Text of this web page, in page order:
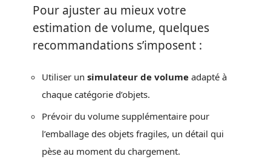
Pour ajuster au mieux votre
estimation de volume, quelques
recommandations s’imposent :
Utiliser un simulateur de volume adapté à
chaque catégorie d’objets.
Prévoir du volume supplémentaire pour
l’emballage des objets fragiles, un détail qui
pèse au moment du chargement.